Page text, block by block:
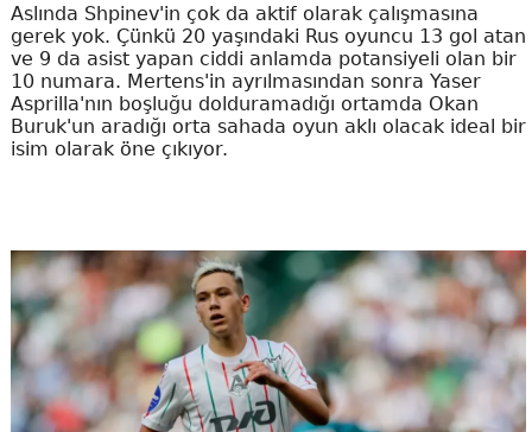
Aslında Shpinev'in çok da aktif olarak çalışmasına
gerek yok. Çünkü 20 yaşındaki Rus oyuncu 13 gol atan
ve 9 da asist yapan ciddi anlamda potansiyeli olan bir
10 numara. Mertens'in ayrılmasından sonra Yaser
Asprilla'nın boşluğu dolduramadığı ortamda Okan
Buruk'un aradığı orta sahada oyun aklı olacak ideal bir
isim olarak öne çıkıyor.